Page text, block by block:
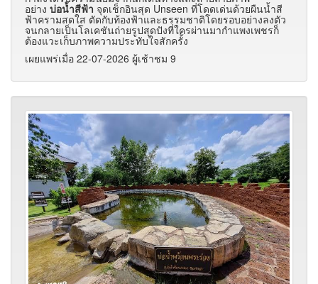
อย่าง บ่อน้ำสีฟ้า จุดเช็กอินสุด Unseen ที่โดดเด่นด้วยผืนน้ำสี
ฟ้าครามสดใส ตัดกับท้องฟ้าและธรรมชาติโดยรอบอย่างลงตัว
จนกลายเป็นโลเคชันถ่ายรูปสุดปังที่ใครผ่านมากำแพงเพชรก็
ต้องแวะเก็บภาพความประทับใจสักครั้ง
เผยแพร่เมื่อ 22-07-2026 ผู้เช้าชม 9